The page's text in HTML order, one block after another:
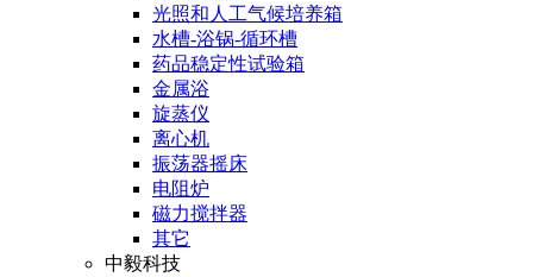
光照和人工气候培养箱
水槽-浴锅-循环槽
药品稳定性试验箱
金属浴
旋蒸仪
离心机
振荡器摇床
电阻炉
磁力搅拌器
其它
中毅科技